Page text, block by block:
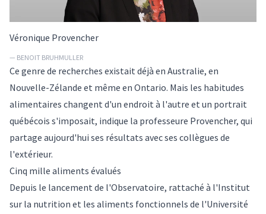
Véronique Provencher
— BENOIT BRUHMULLER
Ce genre de recherches existait déjà en Australie, en
Nouvelle-Zélande et même en Ontario. Mais les habitudes
alimentaires changent d'un endroit à l'autre et un portrait
québécois s'imposait, indique la professeure Provencher, qui
partage aujourd'hui ses résultats avec ses collègues de
l'extérieur.
Cinq mille aliments évalués
Depuis le lancement de l'Observatoire, rattaché à l'Institut
sur la nutrition et les aliments fonctionnels de l'Université